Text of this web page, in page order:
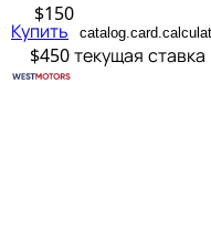
$150
Купить
$450текущая ставка